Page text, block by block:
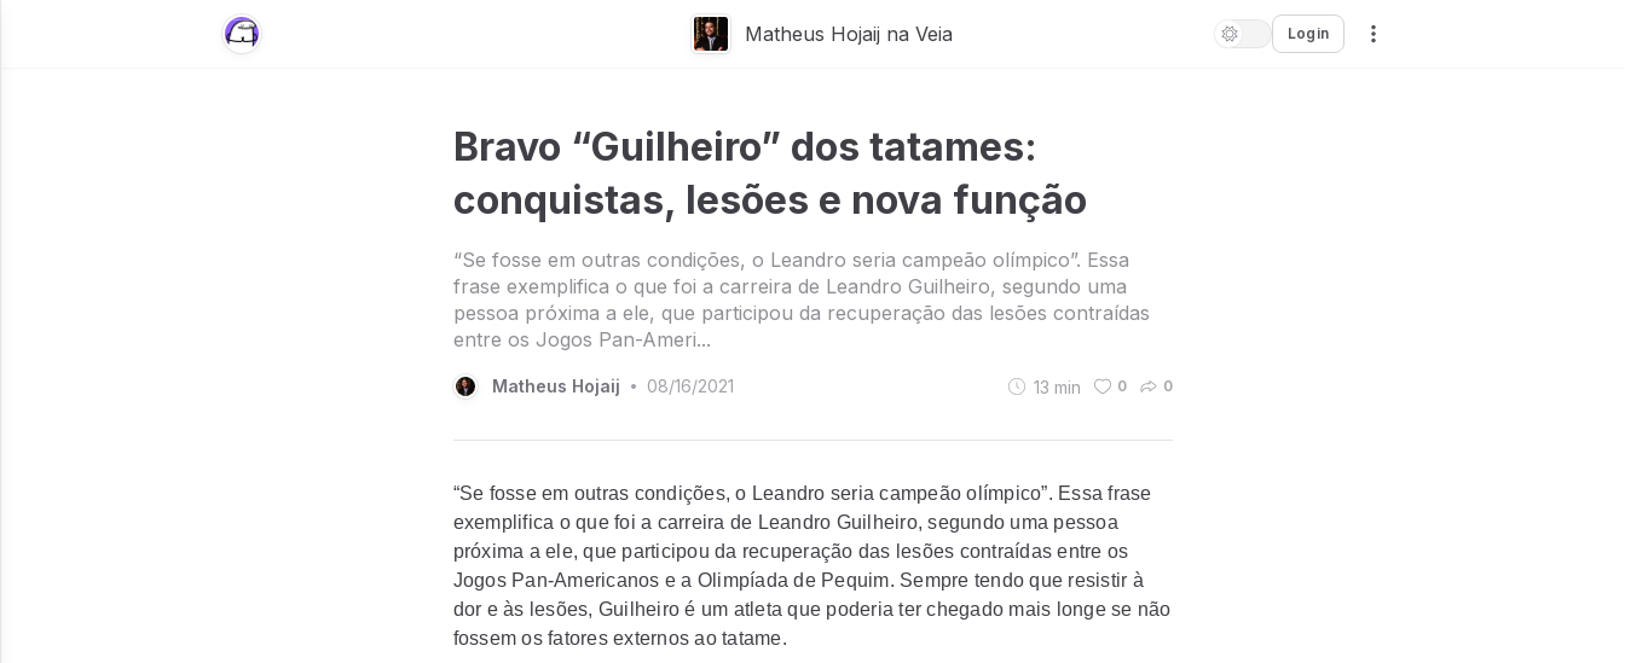
Matheus Hojaij na Veia Login
Bravo “Guilheiro” dos tatames:
conquistas, lesões e nova função
“Se fosse em outras condições, o Leandro seria campeão olímpico”. Essa
frase exemplifica o que foi a carreira de Leandro Guilheiro, segundo uma
pessoa próxima a ele, que participou da recuperação das lesões contraídas
entre os Jogos Pan-Ameri...
Matheus Hojaij • 08/16/2021 13 min 0 0
“Se fosse em outras condições, o Leandro seria campeão olímpico”. Essa frase
exemplifica o que foi a carreira de Leandro Guilheiro, segundo uma pessoa
próxima a ele, que participou da recuperação das lesões contraídas entre os
Jogos Pan-Americanos e a Olimpíada de Pequim. Sempre tendo que resistir à
dor e às lesões, Guilheiro é um atleta que poderia ter chegado mais longe se não
fossem os fatores externos ao tatame.